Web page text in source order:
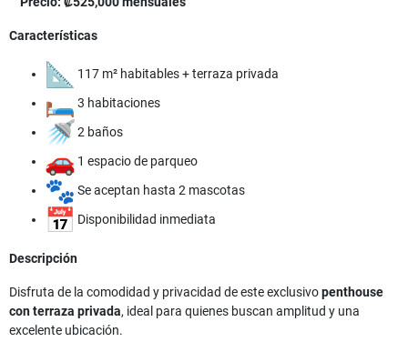
Características
117 m² habitables + terraza privada
3 habitaciones
2 baños
1 espacio de parqueo
Se aceptan hasta 2 mascotas
Disponibilidad inmediata
Descripción
Disfruta de la comodidad y privacidad de este exclusivopenthouse
con terraza privada, ideal para quienes buscan amplitud y una
excelente ubicación.